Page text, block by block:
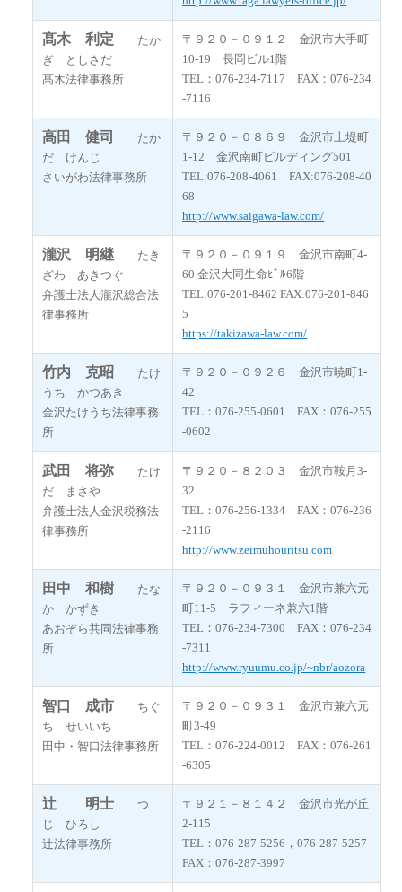
髙木 利定 たか
ぎ としさだ
髙木法律事務所
〒９２０－０９１２ 金沢市大手町
10-19 長岡ビル1階
TEL：076-234-7117 FAX：076-234
-7116
高田 健司
たか
だ けんじ
さいがわ法律事務所
〒９２０－０８６９ 金沢市上堤町
1-12 金沢南町ビルディング501
TEL:076-208-4061 FAX:076-208-40
68
http://www.saigawa-law.com/
瀧沢 明継 たき
ざわ あきつぐ
弁護士法人瀧沢総合法
律事務所
〒９２０－０９１９ 金沢市南町4-
60 金沢大同生命ﾋﾞﾙ6階
TEL:076-201-8462 FAX:076-201-846
5
https://takizawa-law.com/
竹内 克昭 たけ
うち かつあき
金沢たけうち法律事務
所
〒９２０－０９２６ 金沢市暁町1-
42
TEL：076-255-0601 FAX：076-255
-0602
武田 将弥 たけ
だ まさや
弁護士法人金沢税務法
律事務所
〒９２０－８２０３ 金沢市鞍月3-
32
TEL：076-256-1334 FAX：076-236
-2116
http://www.zeimuhouritsu.com
田中 和樹 たな
か かずき
あおぞら共同法律事務
所
〒９２０－０９３１ 金沢市兼六元
町11-5 ラフィーネ兼六1階
TEL：076-234-7300 FAX：076-234
-7311
http://www.ryuumu.co.jp/~nbr/aozora
智口 成市 ちぐ
ち せいいち
田中・智口法律事務所
〒９２０－０９３１ 金沢市兼六元
町3-49
TEL：076-224-0012 FAX：076-261
-6305
辻󠄀 明士 つ
じ ひろし
辻󠄀法律事務所
〒９２１－８１４２ 金沢市光が丘
2-115
TEL：076-287-5256，076-287-5257
FAX：076-287-3997